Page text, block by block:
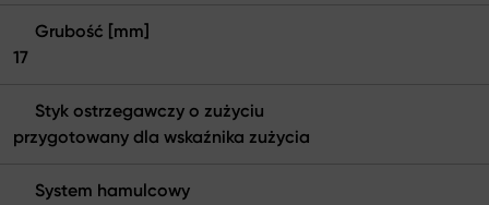
Grubość [mm]
17
Styk ostrzegawczy o zużyciu
przygotowany dla wskaźnika zużycia
System hamulcowy